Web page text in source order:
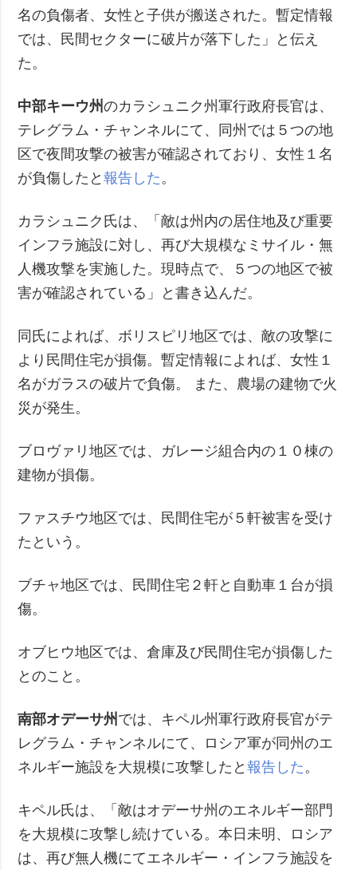
名の負傷者、女性と子供が搬送された。暫定情報
では、民間セクターに破片が落下した」と伝え
た。
中部キーウ州のカラシュニク州軍行政府長官は、
テレグラム・チャンネルにて、同州では５つの地
区で夜間攻撃の被害が確認されており、女性１名
が負傷したと報告した 。
カラシュニク氏は、「敵は州内の居住地及び重要
インフラ施設に対し、再び大規模なミサイル・無
人機攻撃を実施した。現時点で、５つの地区で被
害が確認されている」と書き込んだ。
同氏によれば、ボリスピリ地区では、敵の攻撃に
より民間住宅が損傷。暫定情報によれば、女性１
名がガラスの破片で負傷。 また、農場の建物で火
災が発生。
ブロヴァリ地区では、ガレージ組合内の１０棟の
建物が損傷。
ファスチウ地区では、民間住宅が５軒被害を受け
たという。
ブチャ地区では、民間住宅２軒と自動車１台が損
傷。
オブヒウ地区では、倉庫及び民間住宅が損傷した
とのこと。
南部オデーサ州 では、キペル州軍行政府長官がテ
レグラム・チャンネルにて、ロシア軍が同州のエ
ネルギー施設を大規模に攻撃したと報告した 。
キペル氏は、「敵はオデーサ州のエネルギー部門
を大規模に攻撃し続けている。本日未明、ロシア
は、再び無人機にてエネルギー・インフラ施設を